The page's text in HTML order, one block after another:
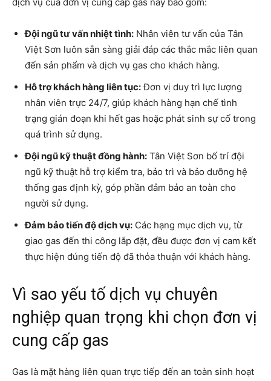
Đội ngũ tư vấn nhiệt tình: Nhân viên tư vấn của Tân
Việt Sơn luôn sẵn sàng giải đáp các thắc mắc liên quan
đến sản phẩm và dịch vụ gas cho khách hàng.
Hỗ trợ khách hàng liên tục:Đơn vị duy trì lực lượng
nhân viên trực 24/7, giúp khách hàng hạn chế tình
trạng gián đoạn khi hết gas hoặc phát sinh sự cố trong
quá trình sử dụng.
Đội ngũ kỹ thuật đồng hành: Tân Việt Sơn bố trí đội
ngũ kỹ thuật hỗ trợ kiểm tra, bảo trì và bảo dưỡng hệ
thống gas định kỳ, góp phần đảm bảo an toàn cho
người sử dụng.
Đảm bảo tiến độ dịch vụ: Các hạng mục dịch vụ, từ
giao gas đến thi công lắp đặt, đều được đơn vị cam kết
thực hiện đúng tiến độ đã thỏa thuận với khách hàng.
Vì sao yếu tố dịch vụ chuyên
nghiệp quan trọng khi chọn đơn vị
cung cấp gas
Gas là mặt hàng liên quan trực tiếp đến an toàn sinh hoạt